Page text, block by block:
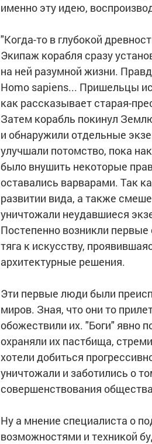
именно эту идею,
"Когда-то в глубокой
Экипаж корабля сразу
на ней разумной жизни.
Homo sapiens... Пришельцы
как рассказывает старая-
Затем корабль покинул
и обнаружили отдельные
улучшали потомство, пока
было внушить некоторые
оставались варварами. Так
развитии вида, а также
уничтожали неудавшиеся
Постепенно возникли
тяга к искусству,
архитектурные решения.
Эти первые люди были
миров. Зная, что они то
обожествили их. "Боги" явно
охраняли их пастбища,
хотели добиться
уничтожали и заботились о
совершенствования
Ну а мнение специалиста о
возможностями и техникой